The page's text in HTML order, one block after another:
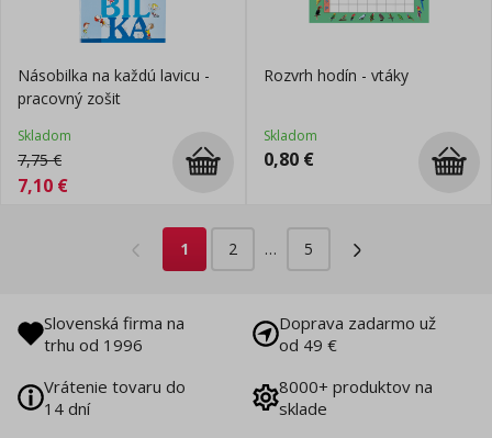
Násobilka na každú lavicu -
pracovný zošit
Skladom
7,75€
7,10 €
Rozvrh hodín - vtáky
Skladom
0,80 €
1 2 … 5
Slovenská firma na
trhu od 1996
Doprava zadarmo už
od 49 €
Vrátenie tovaru do
14 dní
8000+ produktov na
sklade